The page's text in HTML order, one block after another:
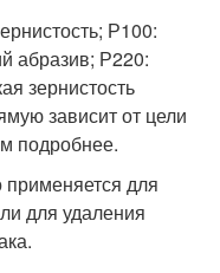
Р100:
абразив; Р220:
зернистость
зависит от цели
подробнее.
для
для удаления